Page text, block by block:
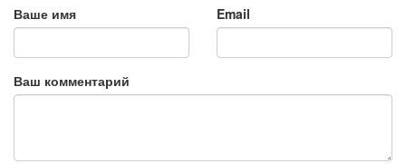
Ваше имя Email
Ваш комментарий